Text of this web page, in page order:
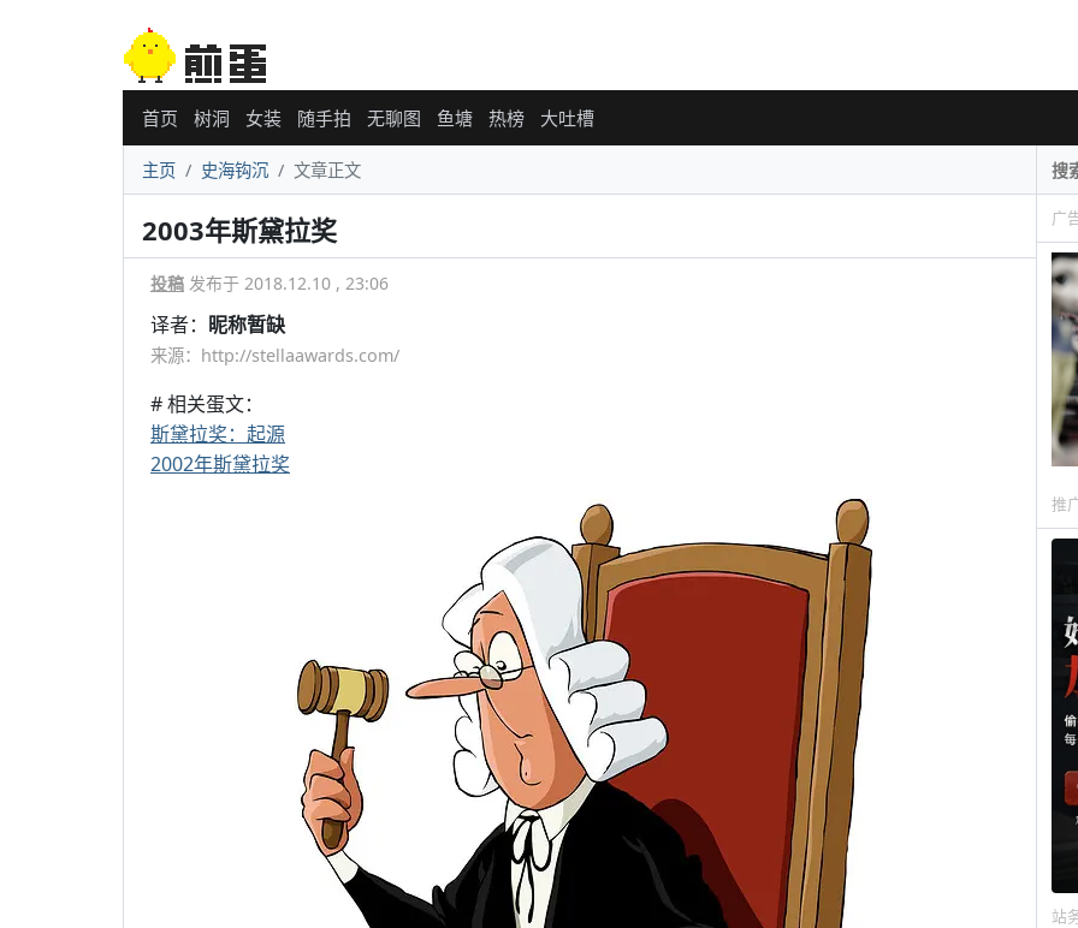
首页 树洞 女装 随手拍 无聊图 鱼塘 热榜 大吐槽
主页 史海钩沉 文章正文
2003年斯黛拉奖
投稿 发布于 2018.12.10 , 23:06
译者： 昵称暂缺
来源：http://stellaawards.com/
# 相关蛋文：
斯黛拉奖：起源
2002年斯黛拉奖
广
推
站